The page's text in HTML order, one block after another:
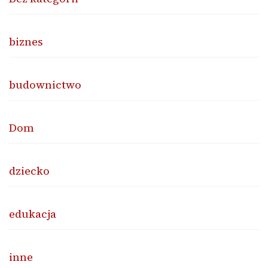
biznes
budownictwo
Dom
dziecko
edukacja
inne